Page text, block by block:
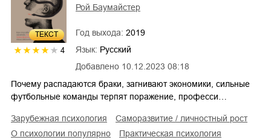
ТЕКСТ
4
Добавлено 10.12.2023 08:18
Рой Баумайстер
Год выхода: 2019
Язык: Русский
Почему распадаются браки, загнивают экономики, сильные
футбольные команды терпят поражение, професси…
зарубежная психология
саморазвитие / личностный рост
о психологии популярно
практическая психология